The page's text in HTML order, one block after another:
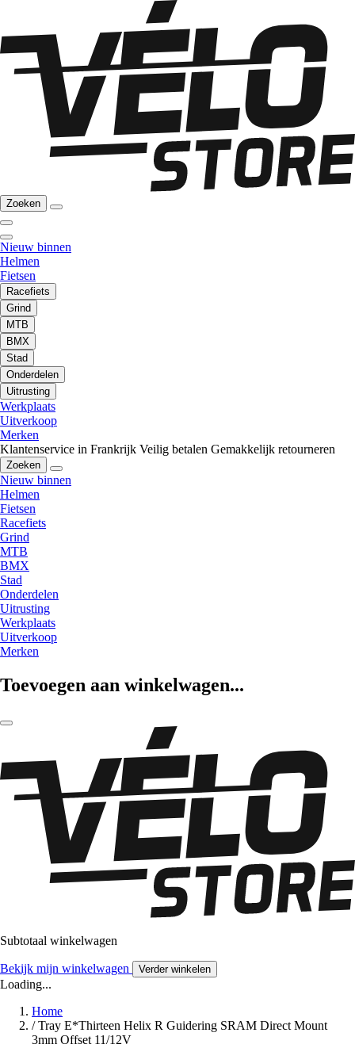
Zoeken
Nieuw binnen
Helmen
Fietsen
Racefiets
Grind
MTB
BMX
Stad
Onderdelen
Uitrusting
Werkplaats
Uitverkoop
Merken
Klantenservice in Frankrijk Veilig betalen Gemakkelijk retourneren
Zoeken
Nieuw binnen
Helmen
Fietsen
Racefiets
Grind
MTB
BMX
Stad
Onderdelen
Uitrusting
Werkplaats
Uitverkoop
Merken
Toevoegen aan winkelwagen...
Subtotaal winkelwagen
Bekijk mijn winkelwagen Verder winkelen
Loading...
Home
/ Tray E*Thirteen Helix R Guidering SRAM Direct Mount
3mm Offset 11/12V